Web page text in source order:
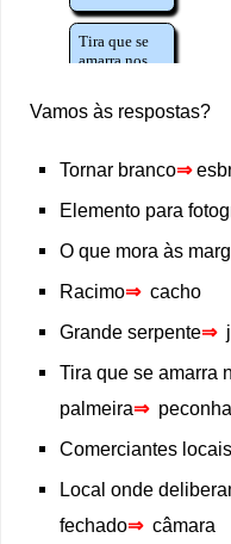
Vamos às respostas?
Tornar branco⇒
Elemento para
O que mora às
Racimo⇒cacho
Grande serpente⇒
Tira que se amarra
palmeira⇒peconha
Comerciantes locais
Local onde
fechado⇒câmara